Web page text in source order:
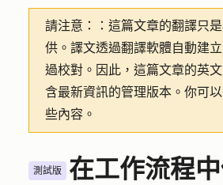
請注意：
：這篇文章的翻譯只
供。譯文透過翻譯軟體自動建
過校對。因此，這篇文章的英
含最新資訊的管理版本。你可
些內容。
測試版
在工作流程